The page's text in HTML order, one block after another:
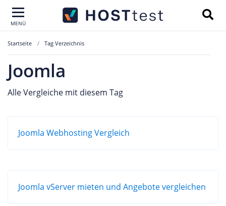
MENÜ
Startseite Tag Verzeichnis
Joomla
Alle Vergleiche mit diesem Tag
Joomla Webhosting Vergleich
Joomla vServer mieten und Angebote vergleichen